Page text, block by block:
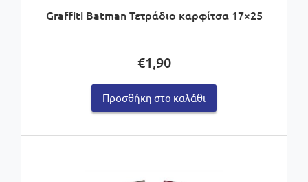
Graffiti Batman Τετράδιο καρφίτσα 17×25
€1,90
Προσθήκη στο καλάθι